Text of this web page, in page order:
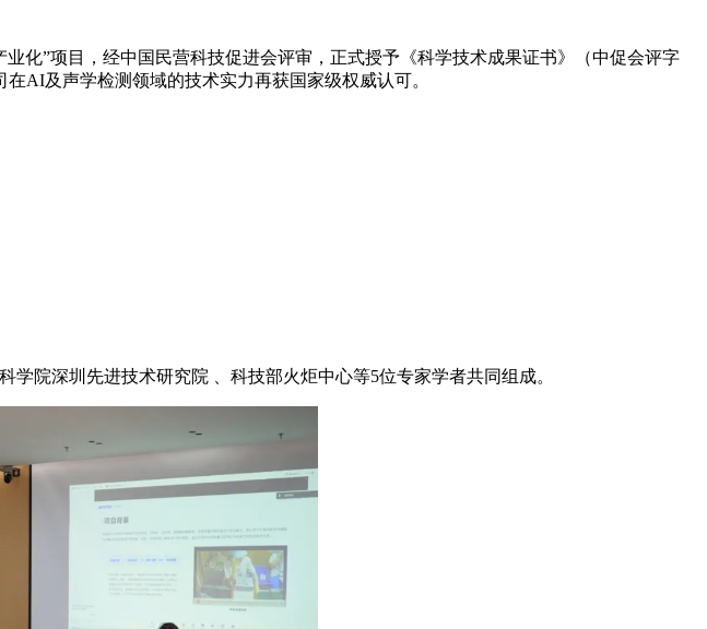
化”项目，经中国民营科技促进会评审，正式授予《科学技术成果证书》（中促会评字
AI及声学检测领域的技术实力再获国家级权威认可。
院深圳先进技术研究院 、科技部火炬中心等5位专家学者共同组成。